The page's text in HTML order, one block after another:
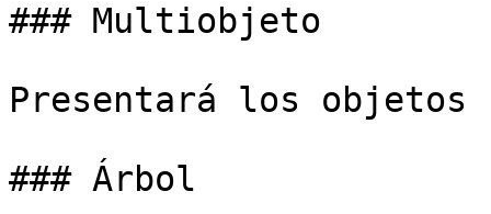
### Multiobjeto
Presentará los
### Árbol